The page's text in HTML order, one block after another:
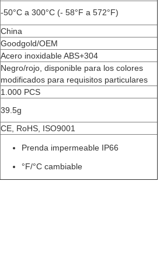
-50°C a 300°C (- 58°F a 572°F)
China
Goodgold/OEM
Acero inoxidable ABS+304
Negro/rojo, disponible para los colores
modificados para requisitos particulares
1.000 PCS
39.5g
CE, RoHS, ISO9001
Prenda impermeable IP66
°F/°C cambiable